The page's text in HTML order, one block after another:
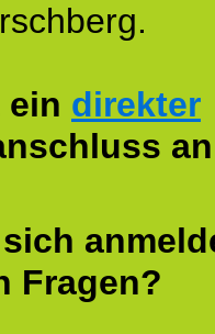
ein direkter
Fragen?